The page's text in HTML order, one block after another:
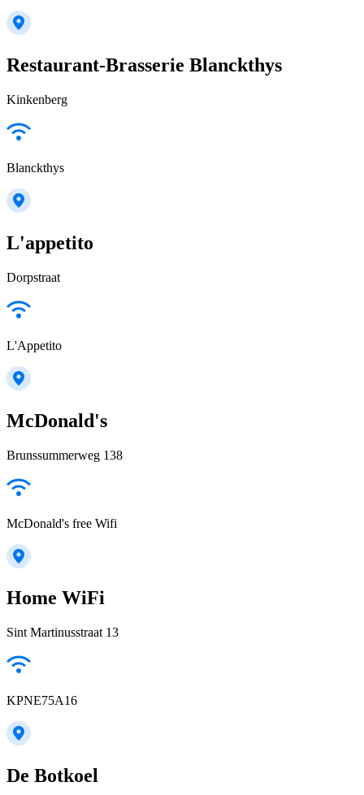
Restaurant-Brasserie Blanckthys
Kinkenberg
Blanckthys
L'appetito
Dorpstraat
L'Appetito
McDonald's
Brunssummerweg 138
McDonald's free Wifi
Home WiFi
Sint Martinusstraat 13
KPNE75A16
De Botkoel